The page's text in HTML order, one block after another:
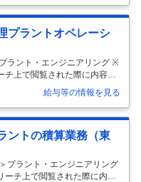
通りです。 ■業務内容 水処理
び購入品）について、国内外
だきます。 具体的には 1）
） ・メーカー及び協力工場
はありません。 ・メーカー及
プラントオペレーシ
ラント・エンジニアリング ※
チ上で閲覧された際に内容が
理プラント（浄水場、下水処
関する運転維持管理業務や、
補修工事等の業務を提案・受
の上下水道事業は、人口減少
施設の老朽化が同時に進む
形で進めるか」が大きな課題
は維持管理・修繕・更新（改
給与等の情報を見る
ントの積算業務（東
プラント・エンジニアリング
チ上で閲覧された際に内容